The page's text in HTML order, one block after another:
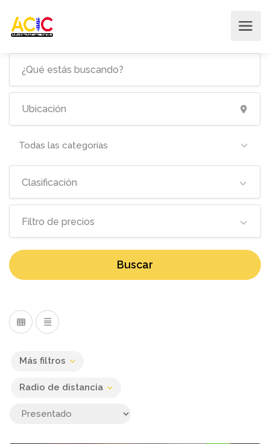
Todas las categorías
Clasificación
Filtro de precios
Buscar
Más filtros
Radio de distancia